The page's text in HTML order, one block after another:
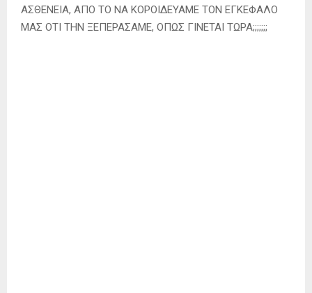
ΑΣΘΕΝΕΙΑ, ΑΠΟ ΤΟ ΝΑ ΚΟΡΟΙΔΕΥΑΜΕ ΤΟΝ ΕΓΚΕΦΑΛΟ
ΜΑΣ ΟΤΙ ΤΗΝ ΞΕΠΕΡΑΣΑΜΕ, ΟΠΩΣ ΓΙΝΕΤΑΙ ΤΩΡΑ;;;;;;;